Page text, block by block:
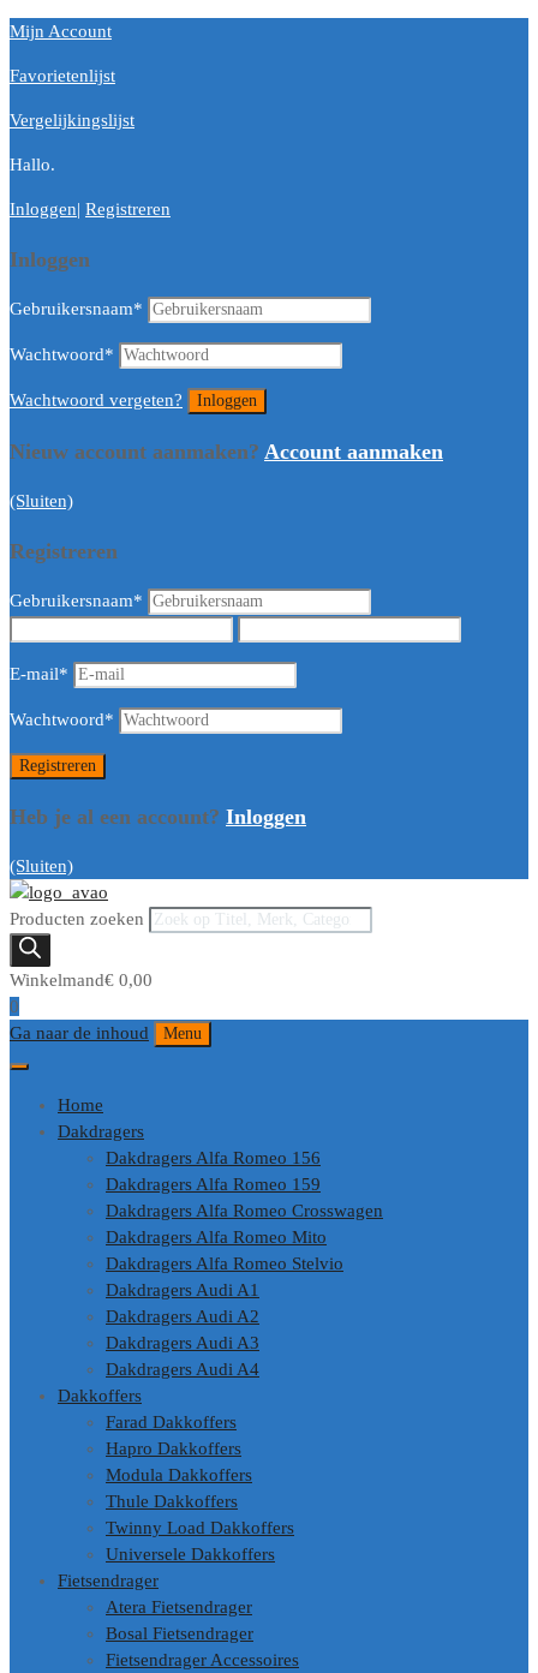
Mijn Account
Favorietenlijst
Vergelijkingslijst
Hallo.
Inloggen| Registreren
Inloggen
Gebruikersnaam*
Wachtwoord*
Wachtwoord vergeten?
Nieuw account aanmaken? Account aanmaken
(Sluiten)
Registreren
Gebruikersnaam*
E-mail*
Wachtwoord*
Heb je al een account? Inloggen
(Sluiten)
Producten zoeken
Winkelmand€ 0,00
0
Ga naar de inhoud
Menu
Home
Dakdragers
Dakdragers Alfa Romeo 156
Dakdragers Alfa Romeo 159
Dakdragers Alfa Romeo Crosswagen
Dakdragers Alfa Romeo Mito
Dakdragers Alfa Romeo Stelvio
Dakdragers Audi A1
Dakdragers Audi A2
Dakdragers Audi A3
Dakdragers Audi A4
Dakkoffers
Farad Dakkoffers
Hapro Dakkoffers
Modula Dakkoffers
Thule Dakkoffers
Twinny Load Dakkoffers
Universele Dakkoffers
Fietsendrager
Atera Fietsendrager
Bosal Fietsendrager
Fietsendrager Accessoires